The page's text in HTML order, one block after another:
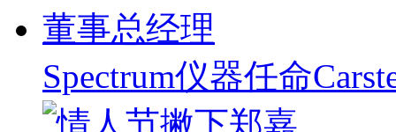
Spectrum仪器任命